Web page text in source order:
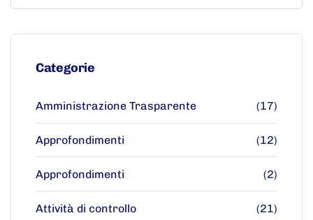
Categorie
Amministrazione Trasparente (17)
Approfondimenti (12)
Approfondimenti (2)
Attività di controllo (21)